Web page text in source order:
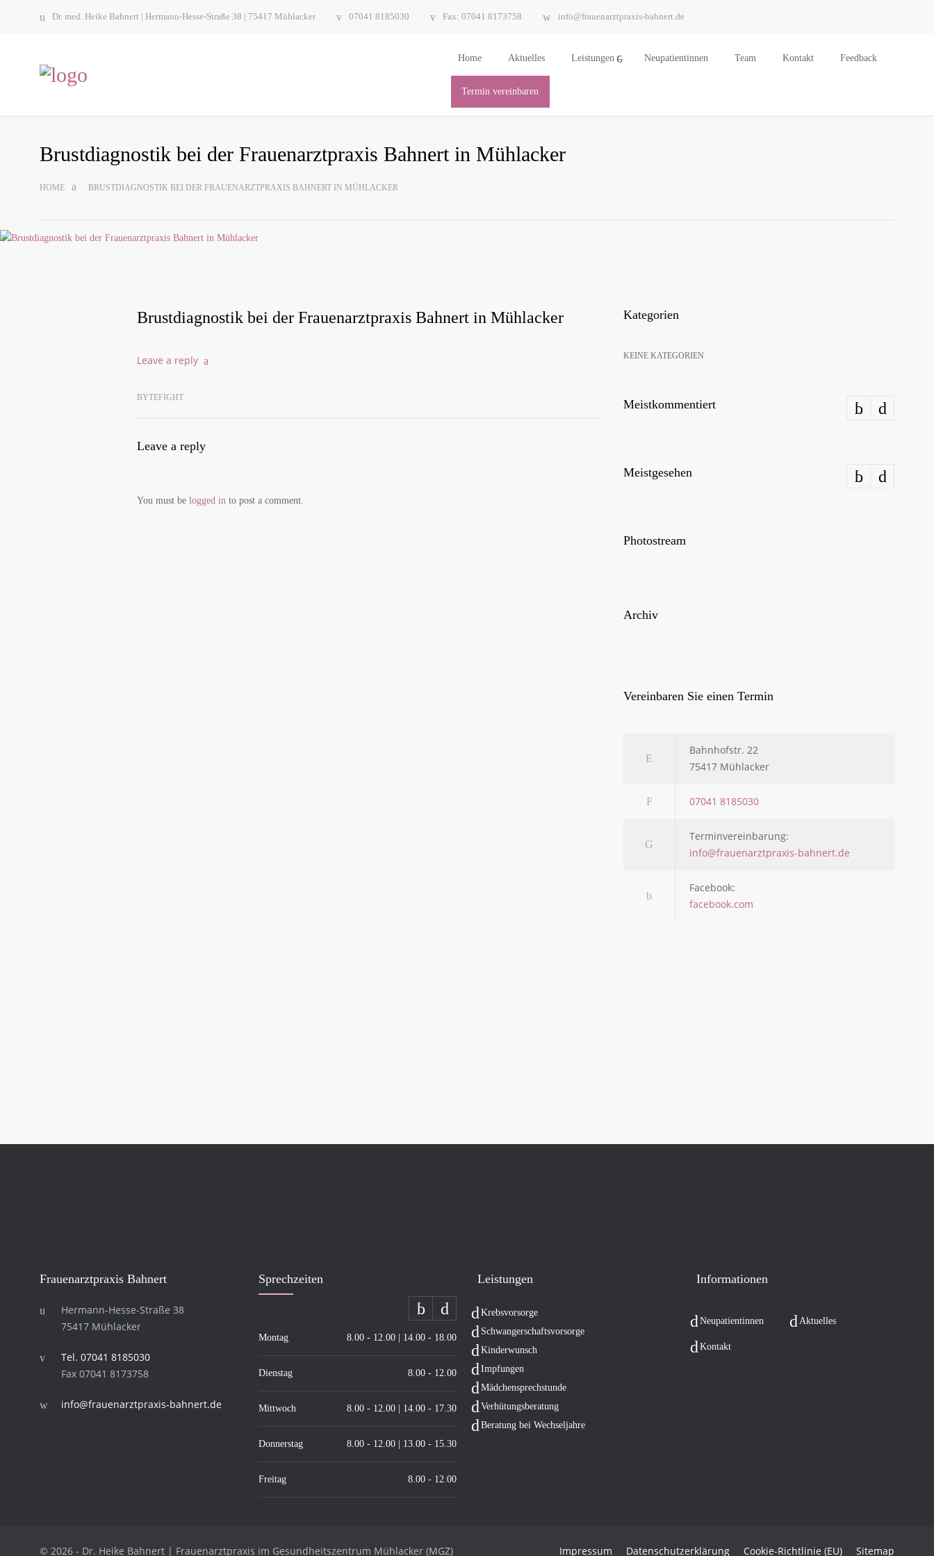
Dr. med. Heike Bahnert | Hermann-Hesse-Straße 38 | 75417 Mühlacker 07041 8185030 Fax: 07041 8173758 info@frauenarztpraxis-bahnert.de
Home Aktu­el­les Leis­tun­gen Neu­pa­ti­en­tin­nen Team Kon­takt Feed­back
Ter­min vereinbaren
Brust­dia­gnos­tik bei der Frau­en­arzt­pra­xis Bah­nert in Mühlacker
HOME BRUST­DIA­GNOS­TIK BEI DER FRAU­EN­ARZT­PRA­XIS BAH­NERT IN MÜHLACKER
Brust­dia­gnos­tik bei der Frau­en­arzt­pra­xis Bah­nert in Mühlacker
Lea­ve a reply
BYTEFIGHT
Lea­ve a reply
You must be log­ged in to post a comment.
Kate­go­rien
KEI­NE KATEGORIEN
Meist­kom­men­tiert
Meist­ge­se­hen
Pho­tostream
Archiv
Ver­ein­ba­ren Sie einen Termin
Bahn­hofstr. 22
75417 Mühl­acker
07041 8185030
Ter­min­ver­ein­ba­rung:
info@frauenarztpraxis-bahnert.de
Face­book:
facebook.com
Frau­en­arzt­pra­xis Bahnert
Hermann-Hesse-Straße 38
75417 Mühlacker
Tel. 07041 8185030
Fax 07041 8173758
info@frauenarztpraxis-bahnert.de
Sprech­zei­ten
Montag 8.00 - 12.00 | 14.00 - 18.00
Dienstag 8.00 - 12.00
Mittwoch 8.00 - 12.00 | 14.00 - 17.30
Donnerstag 8.00 - 12.00 | 13.00 - 15.30
Freitag 8.00 - 12.00
Leis­tun­gen
Krebs­vor­sor­ge
Schwan­ger­schafts­vor­sor­ge
Kin­der­wunsch
Imp­fun­gen
Mäd­chen­sprech­stun­de
Ver­hü­tungs­be­ra­tung
Bera­tung bei Wechseljahre
Infor­ma­tio­nen
Neu­pa­ti­en­tin­nen Aktu­el­les
Kon­takt
© 2026 - Dr. Heike Bahnert | Frauenarztpraxis im Gesundheitszentrum Mühlacker (MGZ) Impres­sum Daten­schutz­er­klä­rung Coo­kie-Rich­t­­li­­nie (EU) Site­map